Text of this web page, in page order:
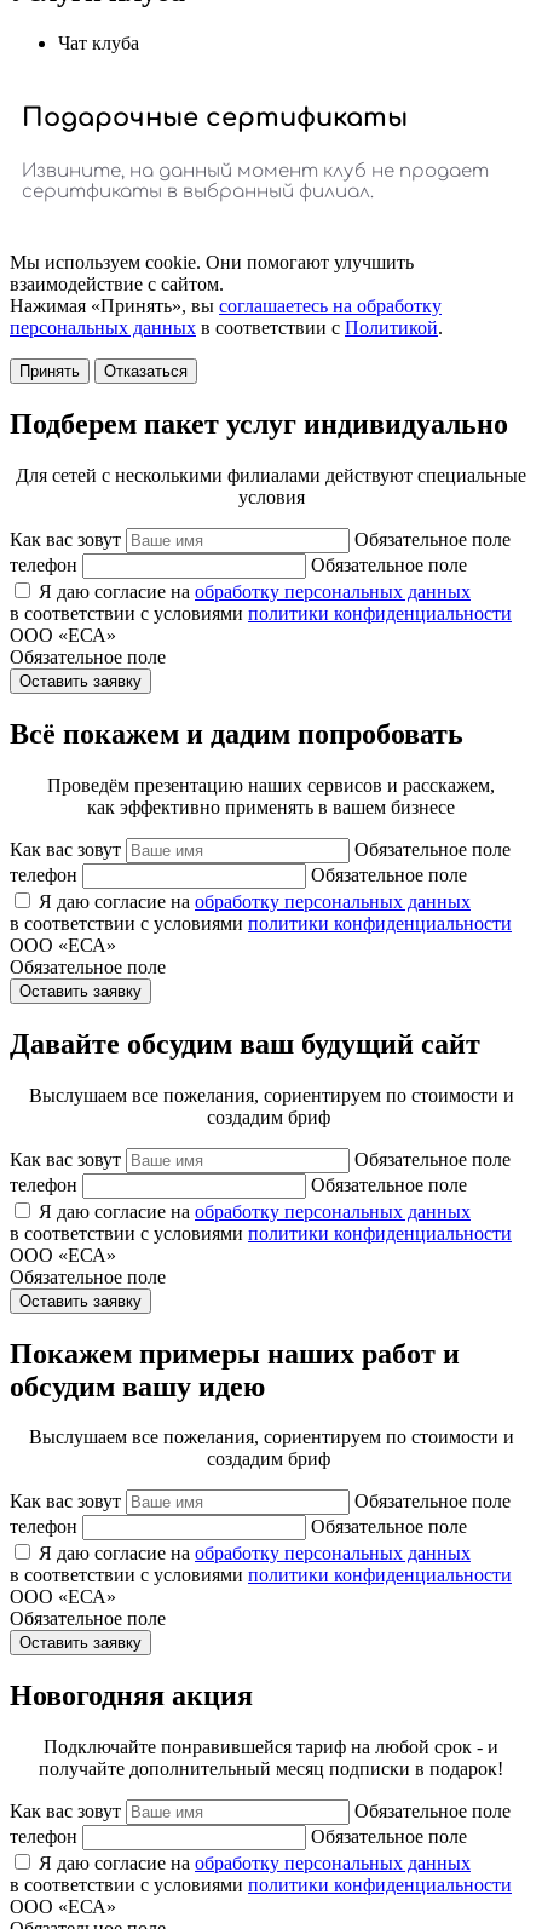
Чат клуба
Мы используем cookie. Они помогают улучшить
взаимодействие с сайтом.
Нажимая «Принять», вы соглашаетесь на обработку
персональных данных в соответствии с Политикой.
Принять Отказаться
Подберем пакет услуг индивидуально
Для сетей с несколькими филиалами действуют специальные
условия
Как вас зовут
Обязательное поле
телефон
Обязательное поле
Я даю согласие на обработку персональных данных
в соответствии с условиями политики конфиденциальности
ООО «ЕСА»
Обязательное поле
Оставить заявку
Всё покажем и дадим попробовать
Проведём презентацию наших сервисов и расскажем,
как эффективно применять в вашем бизнесе
Как вас зовут
Обязательное поле
телефон
Обязательное поле
Я даю согласие на обработку персональных данных
в соответствии с условиями политики конфиденциальности
ООО «ЕСА»
Обязательное поле
Оставить заявку
Давайте обсудим ваш будущий сайт
Выслушаем все пожелания, сориентируем по стоимости и
создадим бриф
Как вас зовут
Обязательное поле
телефон
Обязательное поле
Я даю согласие на обработку персональных данных
в соответствии с условиями политики конфиденциальности
ООО «ЕСА»
Обязательное поле
Оставить заявку
Покажем примеры наших работ и
обсудим вашу идею
Выслушаем все пожелания, сориентируем по стоимости и
создадим бриф
Как вас зовут
Обязательное поле
телефон
Обязательное поле
Я даю согласие на обработку персональных данных
в соответствии с условиями политики конфиденциальности
ООО «ЕСА»
Обязательное поле
Оставить заявку
Новогодняя акция
Подключайте понравившейся тариф на любой срок - и
получайте дополнительный месяц подписки в подарок!
Как вас зовут
Обязательное поле
телефон
Обязательное поле
Я даю согласие на обработку персональных данных
в соответствии с условиями политики конфиденциальности
ООО «ЕСА»